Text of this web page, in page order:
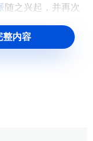
随之兴起，并再次
量或其他实际变量
应量意外的不规
，其结果都是将
为，由于私人经
内容